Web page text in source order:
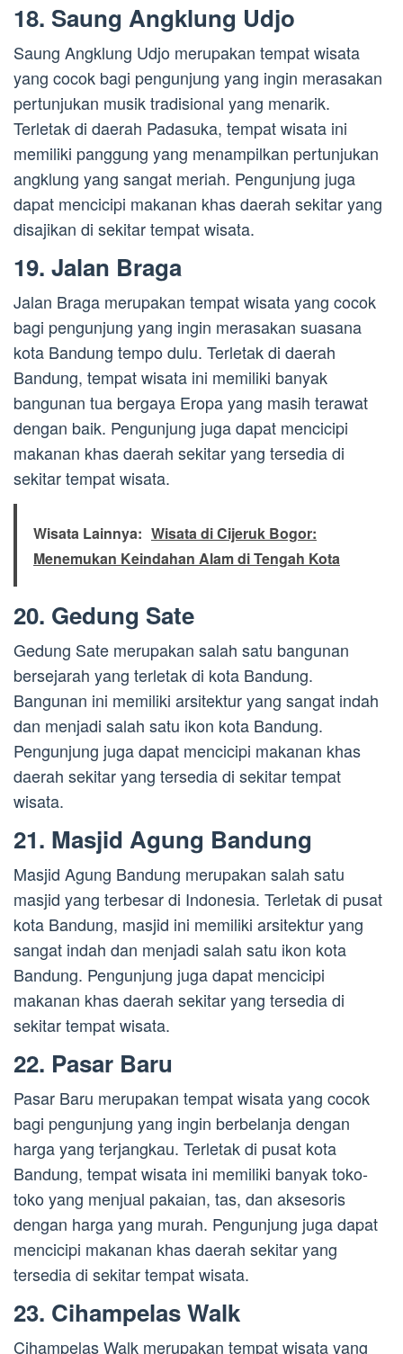
18. Saung Angklung Udjo
Saung Angklung Udjo merupakan tempat wisata
yang cocok bagi pengunjung yang ingin merasakan
pertunjukan musik tradisional yang menarik.
Terletak di daerah Padasuka, tempat wisata ini
memiliki panggung yang menampilkan pertunjukan
angklung yang sangat meriah. Pengunjung juga
dapat mencicipi makanan khas daerah sekitar yang
disajikan di sekitar tempat wisata.
19. Jalan Braga
Jalan Braga merupakan tempat wisata yang cocok
bagi pengunjung yang ingin merasakan suasana
kota Bandung tempo dulu. Terletak di daerah
Bandung, tempat wisata ini memiliki banyak
bangunan tua bergaya Eropa yang masih terawat
dengan baik. Pengunjung juga dapat mencicipi
makanan khas daerah sekitar yang tersedia di
sekitar tempat wisata.
Wisata Lainnya: Wisata di Cijeruk Bogor:
Menemukan Keindahan Alam di Tengah Kota
20. Gedung Sate
Gedung Sate merupakan salah satu bangunan
bersejarah yang terletak di kota Bandung.
Bangunan ini memiliki arsitektur yang sangat indah
dan menjadi salah satu ikon kota Bandung.
Pengunjung juga dapat mencicipi makanan khas
daerah sekitar yang tersedia di sekitar tempat
wisata.
21. Masjid Agung Bandung
Masjid Agung Bandung merupakan salah satu
masjid yang terbesar di Indonesia. Terletak di pusat
kota Bandung, masjid ini memiliki arsitektur yang
sangat indah dan menjadi salah satu ikon kota
Bandung. Pengunjung juga dapat mencicipi
makanan khas daerah sekitar yang tersedia di
sekitar tempat wisata.
22. Pasar Baru
Pasar Baru merupakan tempat wisata yang cocok
bagi pengunjung yang ingin berbelanja dengan
harga yang terjangkau. Terletak di pusat kota
Bandung, tempat wisata ini memiliki banyak toko-
toko yang menjual pakaian, tas, dan aksesoris
dengan harga yang murah. Pengunjung juga dapat
mencicipi makanan khas daerah sekitar yang
tersedia di sekitar tempat wisata.
23. Cihampelas Walk
Cihampelas Walk merupakan tempat wisata yang